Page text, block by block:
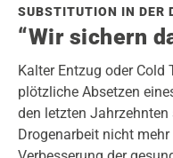
SUBSTITUTION IN DER
“Wir sichern
Kalter Entzug oder Cold
plötzliche Absetzen
den letzten
Drogenarbeit nicht